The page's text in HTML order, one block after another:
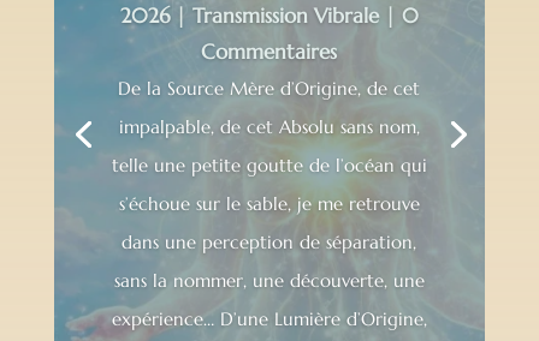
2026| Transmission Vibrale| 0
Commentaires
De la Source Mère d’Origine, de cet
impalpable, de cet Absolu sans nom,
telle une petite goutte de l’océan qui
s’échoue sur le sable, je me retrouve
dans une perception de séparation,
sans la nommer, une découverte, une
expérience… D’une Lumière d’Origine,